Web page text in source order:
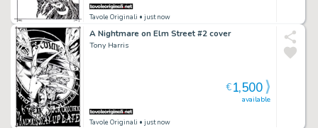
Tavole Originali • just now
A Nightmare on Elm Street #2 cover
Tony Harris
Tavole Originali • just now
available
€1,500